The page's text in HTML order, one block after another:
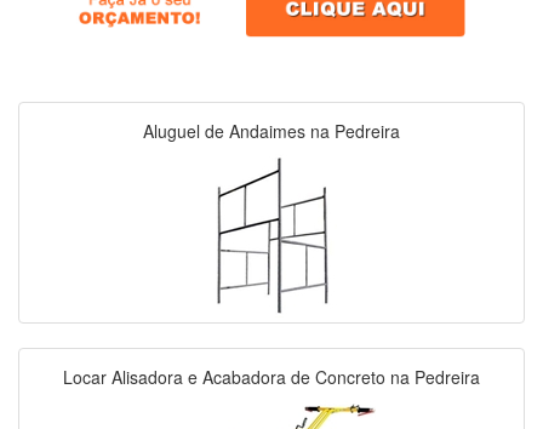
Aluguel de Andaimes na Pedreira
Locar Alisadora e Acabadora de Concreto na Pedreira